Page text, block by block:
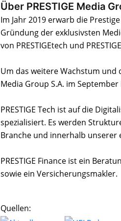
Über PRESTIGE Media
Im Jahr 2019 erwarb die
Gründung der exklusivsten
von PRESTIGEtech und
Um das weitere Wachstum
Media Group S.A. im
PRESTIGE Tech ist auf die
spezialisiert. Es werden
Branche und innerhalb unserer
PRESTIGE Finance ist ein
sowie ein Versicherungsmakler.
Quellen: